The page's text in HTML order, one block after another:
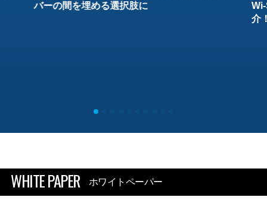
バーの間を埋める選択肢に
介
WHITE PAPER ホワイトペーパー